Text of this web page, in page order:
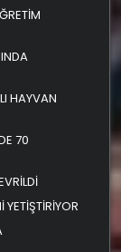
HAYVAN
70
YETİŞTİRİYOR